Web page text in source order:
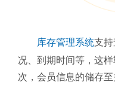
库存管理系统支
况、到期时间等，这
次，会员信息的储存